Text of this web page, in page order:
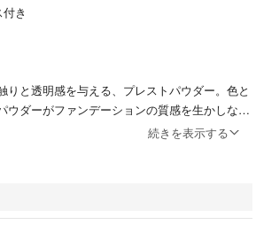
き
りと透明感を与える、プレストパウダー。色と
ウダーがファンデーションの質感を生かしなが
とキメ細かさ、ふんわりとした明るさを与えま
るため並行輸入品扱いになりますので国内製
ッケージなど異なる場合がございます
続きを表示する